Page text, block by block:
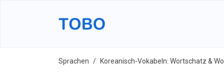
Sprachen Koreanisch-Vokabeln: Wortschatz &